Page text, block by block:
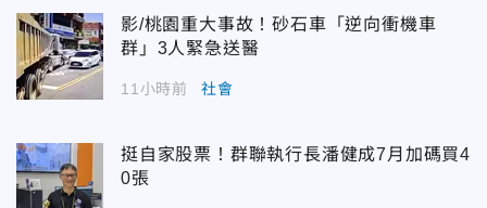
影/桃園重大事故！砂石車「逆向衝機車
群」3人緊急送醫
11小時前 社會
挺自家股票！群聯執行長潘健成7月加碼買4
0張